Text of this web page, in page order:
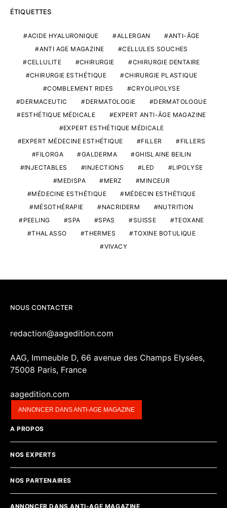
ÉTIQUETTES
ACIDE HYALURONIQUE ALLERGAN
ANTI-ÂGE
ANTI AGE MAGAZINE
CELLULES SOUCHES
CELLULITE
CHIRURGIE
CHIRURGIE DENTAIRE
CHIRURGIE ESTHÉTIQUE
CHIRURGIE PLASTIQUE
COMBLEMENT RIDES
CRYOLIPOLYSE
DERMACEUTIC
DERMATOLOGIE
DERMATOLOGUE
ESTHÉTIQUE MÉDICALE
EXPERT ANTI-ÂGE MAGAZINE
EXPERT ESTHÉTIQUE MÉDICALE
EXPERT MÉDECINE ESTHÉTIQUE
FILLER
FILLERS
FILORGA
GALDERMA
GHISLAINE BEILIN
INJECTABLES
INJECTIONS LED
LIPOLYSE
MEDISPA
MERZ
MINCEUR
MÉDECINE ESTHÉTIQUE
MÉDECIN ESTHÉTIQUE
MÉSOTHÉRAPIE
NACRIDERM
NUTRITION
PEELING
SPA SPAS SUISSE
TEOXANE
THALASSO
THERMES
TOXINE BOTULIQUE
VIVACY
NOUS CONTACTER
redaction@aagedition.com
AAG, Immeuble D, 66 avenue des Champs Elysées,
75008 Paris, France
aagedition.com
ANNONCER DANS ANTI-AGE MAGAZINE
A PROPOS
NOS EXPERTS
NOS PARTENAIRES
ANNONCER DANS ANTI-AGE MAGAZINE